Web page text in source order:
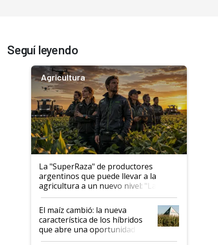
Seguí leyendo
Agricultura
La "SuperRaza" de productores
argentinos que puede llevar a la
agricultura a un nuevo nivel: "Las
posibilidades de crecimiento son
infinitas"
El maíz cambió: la nueva
característica de los híbridos
que abre una oportunidad en
el lote